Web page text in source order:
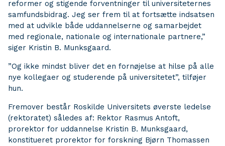
reformer og stigende forventninger til universiteternes
samfundsbidrag. Jeg ser frem til at fortsætte indsatsen
med at udvikle både uddannelserne og samarbejdet
med regionale, nationale og internationale partnere,”
siger Kristin B. Munksgaard.
”Og ikke mindst bliver det en fornøjelse at hilse på alle
nye kollegaer og studerende på universitetet”, tilføjer
hun.
Fremover består Roskilde Universitets øverste ledelse
(rektoratet) således af: Rektor Rasmus Antoft,
prorektor for uddannelse Kristin B. Munksgaard,
konstitueret prorektor for forskning Bjørn Thomassen